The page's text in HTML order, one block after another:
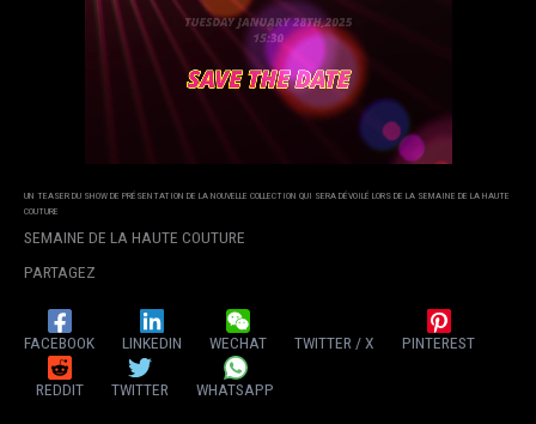
UN TEASER DU SHOW DE PRÉSENTATION DE LA NOUVELLE COLLECTION QUI SERA DÉVOILÉ LORS DE LA SEMAINE DE LA HAUTE
COUTURE
SEMAINE DE LA HAUTE COUTURE
PARTAGEZ
FACEBOOK LINKEDIN WECHAT TWITTER / X PINTEREST
REDDIT TWITTER WHATSAPP